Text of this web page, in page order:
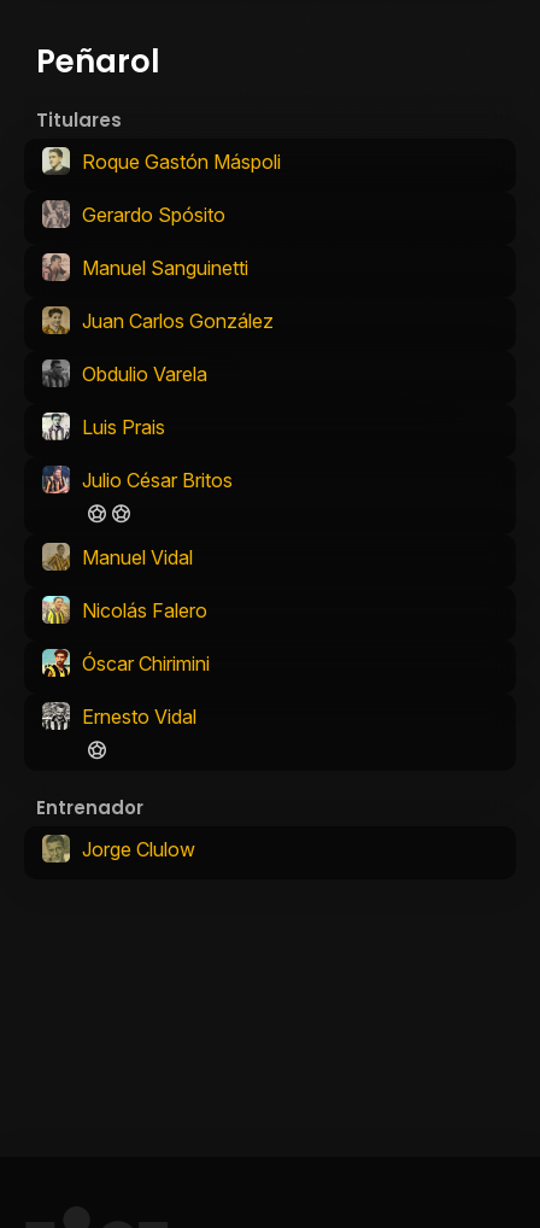
Peñarol
Titulares
Roque Gastón Máspoli
Gerardo Spósito
Manuel Sanguinetti
Juan Carlos González
Obdulio Varela
Luis Prais
Julio César Britos
Manuel Vidal
Nicolás Falero
Óscar Chirimini
Ernesto Vidal
Entrenador
Jorge Clulow